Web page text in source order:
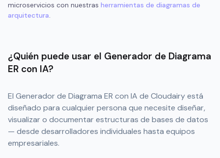
microservicios con nuestras herramientas de diagramas de
arquitectura.
¿Quién puede usar el Generador de Diagrama
ER con IA?
El Generador de Diagrama ER con IA de Cloudairy está
diseñado para cualquier persona que necesite diseñar,
visualizar o documentar estructuras de bases de datos
— desde desarrolladores individuales hasta equipos
empresariales.